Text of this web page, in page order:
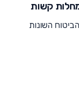
קשות
השונות